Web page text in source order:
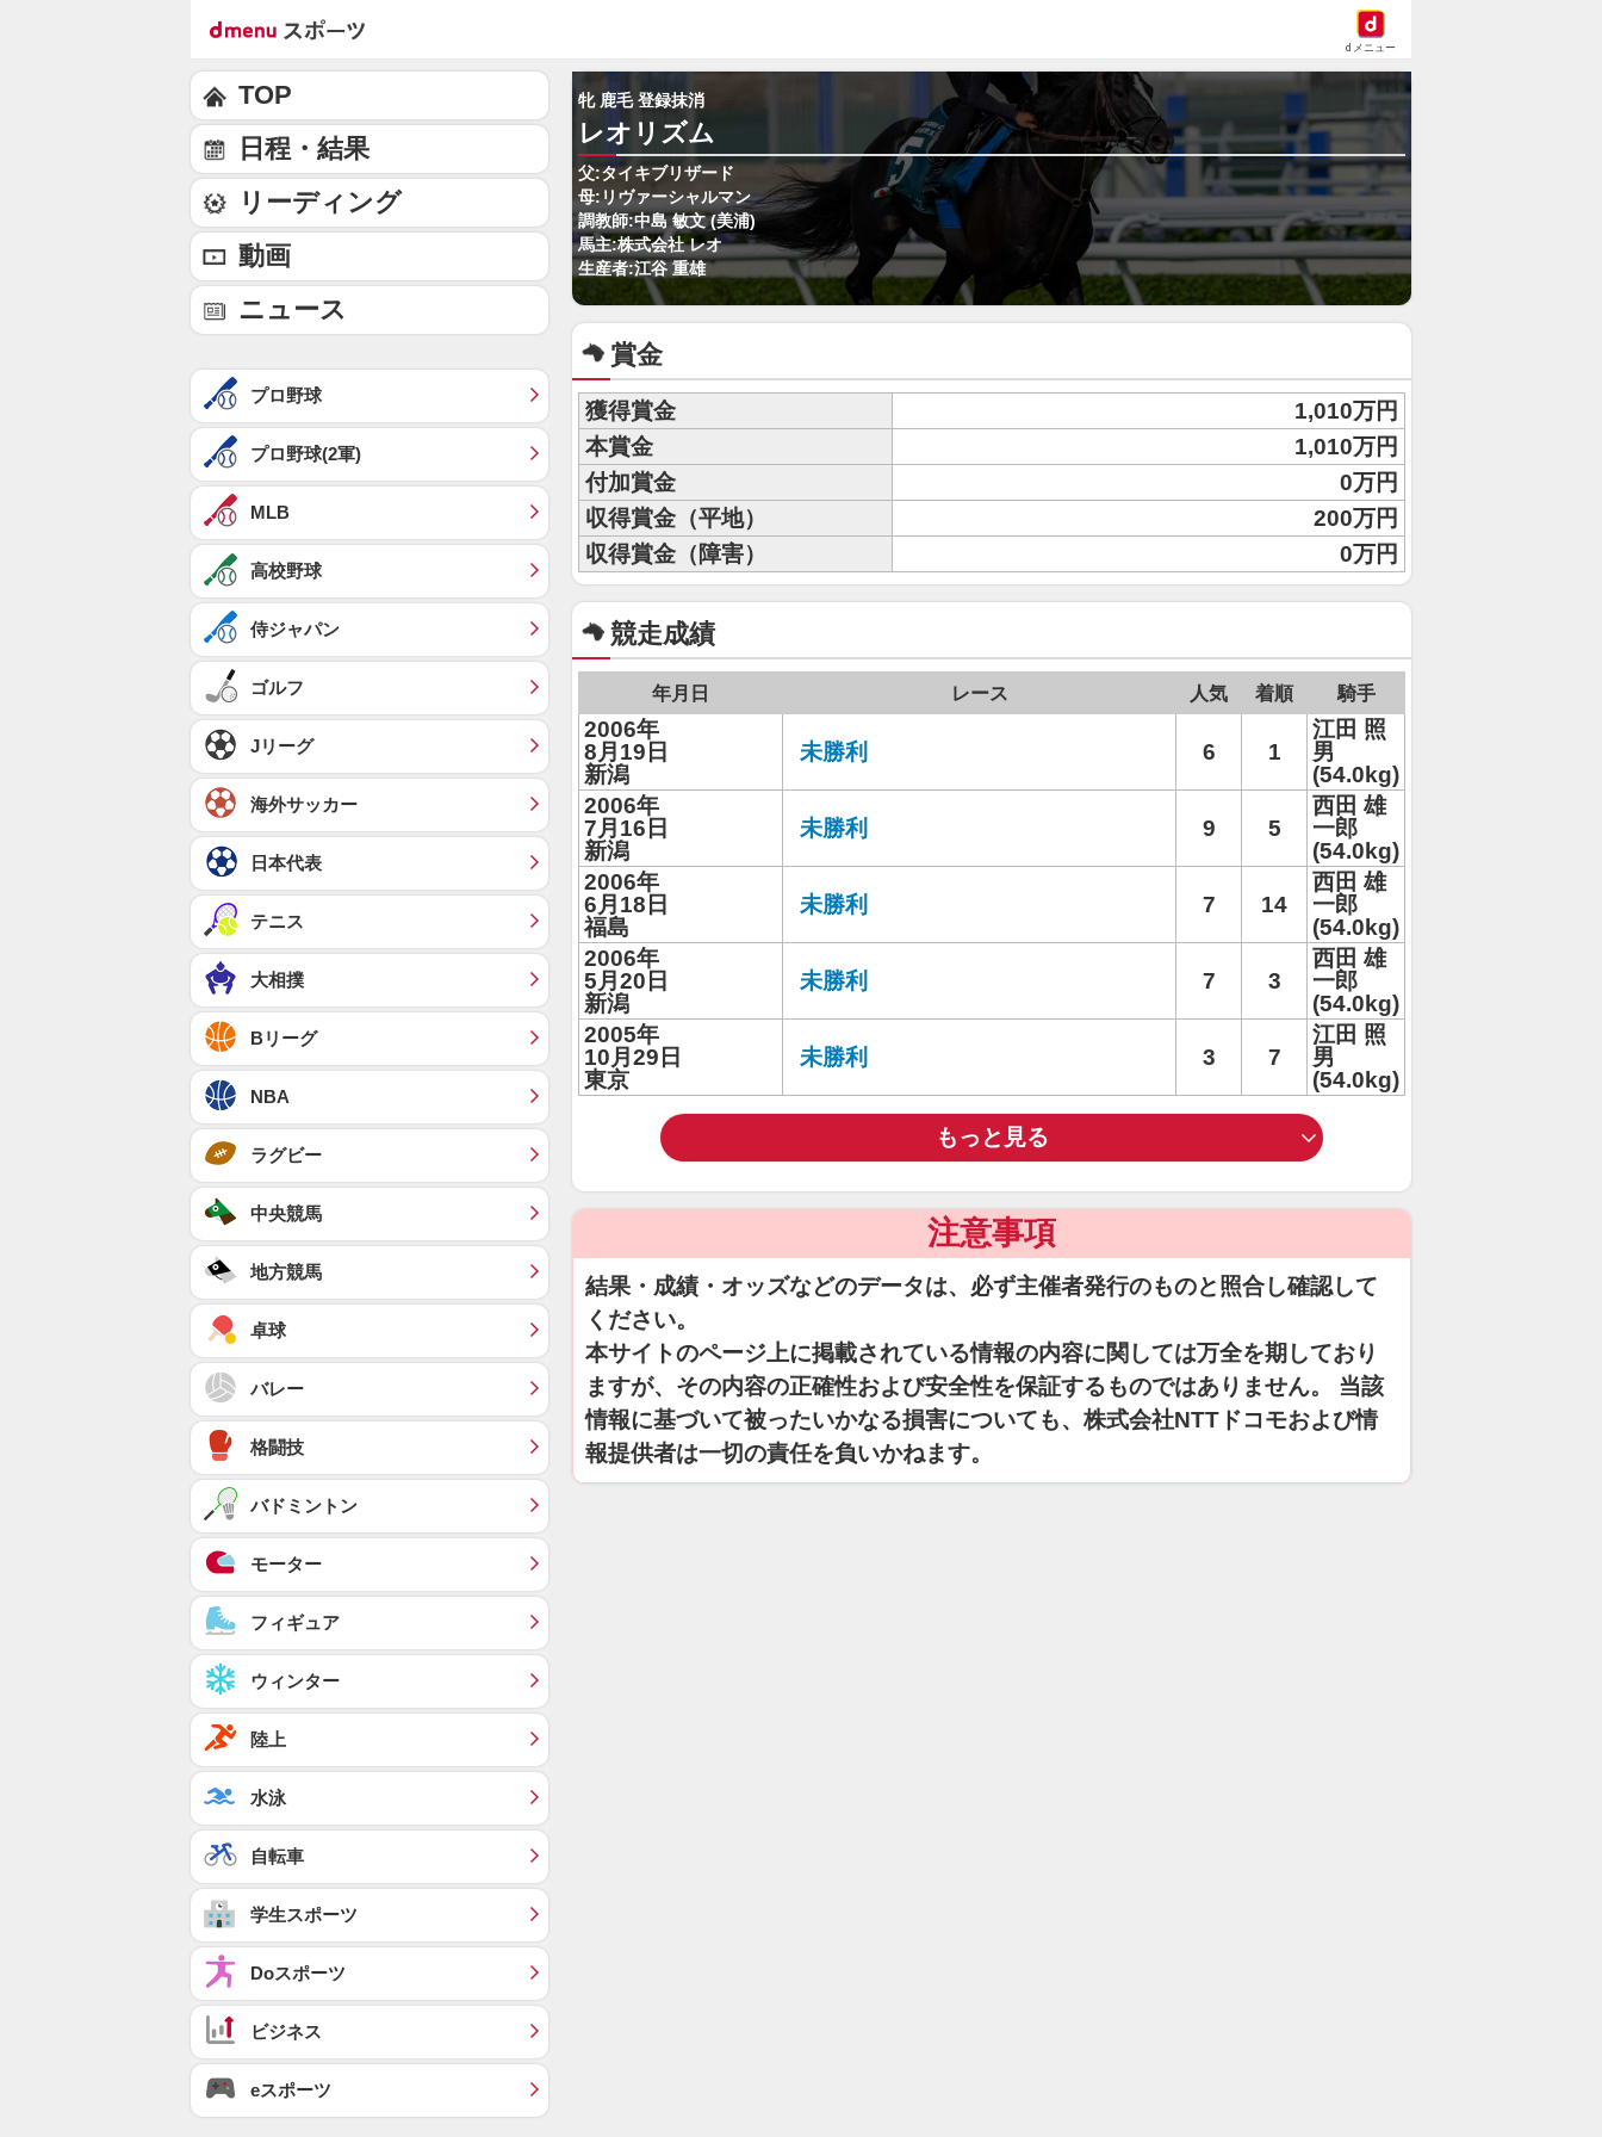
dメニュー
牝 鹿毛 登録抹消
レオリズム
父:タイキブリザード
母:リヴァーシャルマン
調教師:中島 敏文 (美浦)
馬主:株式会社 レオ
生産者:江谷 重雄
賞金
獲得賞金
1,010万円
本賞金
1,010万円
付加賞金
0万円
収得賞金（平地）
200万円
収得賞金（障害）
0万円
競走成績
年月日 レース 人気 着順 騎手
2006年
8月19日
新潟
未勝利 6 1
江田 照
男
(54.0kg)
2006年
7月16日
新潟
未勝利 9 5
西田 雄
一郎
(54.0kg)
2006年
6月18日
福島
未勝利 7 14
西田 雄
一郎
(54.0kg)
2006年
5月20日
新潟
未勝利 7 3
西田 雄
一郎
(54.0kg)
2005年
10月29日
東京
未勝利 3 7
江田 照
男
(54.0kg)
もっと見る
注意事項
結果・成績・オッズなどのデータは、必ず主催者発行のものと照合し確認して
ください。
本サイトのページ上に掲載されている情報の内容に関しては万全を期しており
ますが、その内容の正確性および安全性を保証するものではありません。 当該
情報に基づいて被ったいかなる損害についても、株式会社NTTドコモおよび情
報提供者は一切の責任を負いかねます。
TOP
日程・結果
リーディング
動画
ニュース
プロ野球
プロ野球(2軍)
MLB
高校野球
侍ジャパン
ゴルフ
Jリーグ
海外サッカー
日本代表
テニス
大相撲
Bリーグ
NBA
ラグビー
中央競馬
地方競馬
卓球
バレー
格闘技
バドミントン
モーター
フィギュア
ウィンター
陸上
水泳
自転車
学生スポーツ
Doスポーツ
ビジネス
eスポーツ